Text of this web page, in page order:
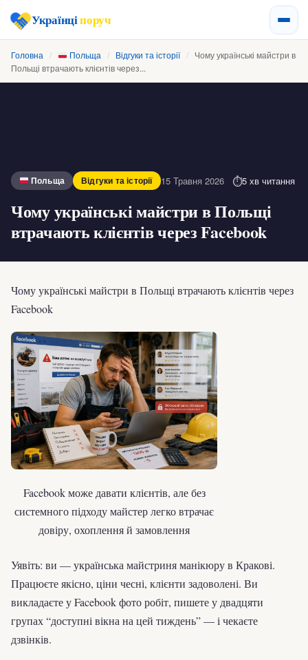
Українціпоруч
Головна / Польща / Відгуки та історії /
Чому українські майстри в
Польщі втрачають клієнтів через...
Польща Відгуки та історії 15 Травня 2026 5 хв читання
Чому українські майстри в Польщі
втрачають клієнтів через Facebook
Чому українські майстри в Польщі втрачають клієнтів через
Facebook
Facebook може давати клієнтів, але без
системного підходу майстер легко втрачає
довіру, охоплення й замовлення
Уявіть: ви — українська майстриня манікюру в Кракові.
Працюєте якісно, ціни чесні, клієнти задоволені. Ви
викладаєте у Facebook фото робіт, пишете у двадцяти
групах “доступні вікна на цей тиждень” — і чекаєте
дзвінків.